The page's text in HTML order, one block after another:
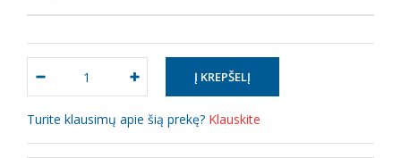
Turite klausimų apie šią prekę? Klauskite